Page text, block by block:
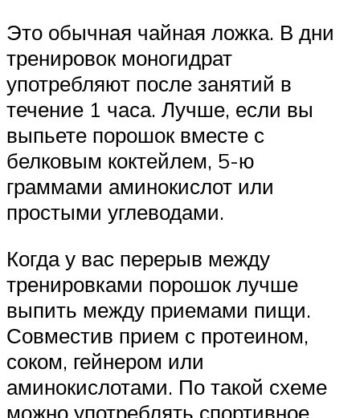
Это обычная чайная ложка. В дни
тренировок моногидрат
употребляют после занятий в
течение 1 часа. Лучше, если вы
выпьете порошок вместе с
белковым коктейлем, 5-ю
граммами аминокислот или
простыми углеводами.
Когда у вас перерыв между
тренировками порошок лучше
выпить между приемами пищи.
Совместив прием с протеином,
соком, гейнером или
аминокислотами. По такой схеме
можно употреблять спортивное